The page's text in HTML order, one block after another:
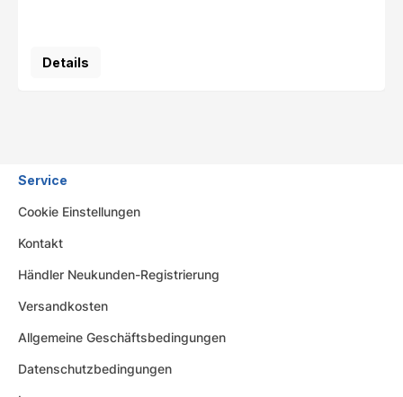
Details
Service
Cookie Einstellungen
Kontakt
Händler Neukunden-Registrierung
Versandkosten
Allgemeine Geschäftsbedingungen
Datenschutzbedingungen